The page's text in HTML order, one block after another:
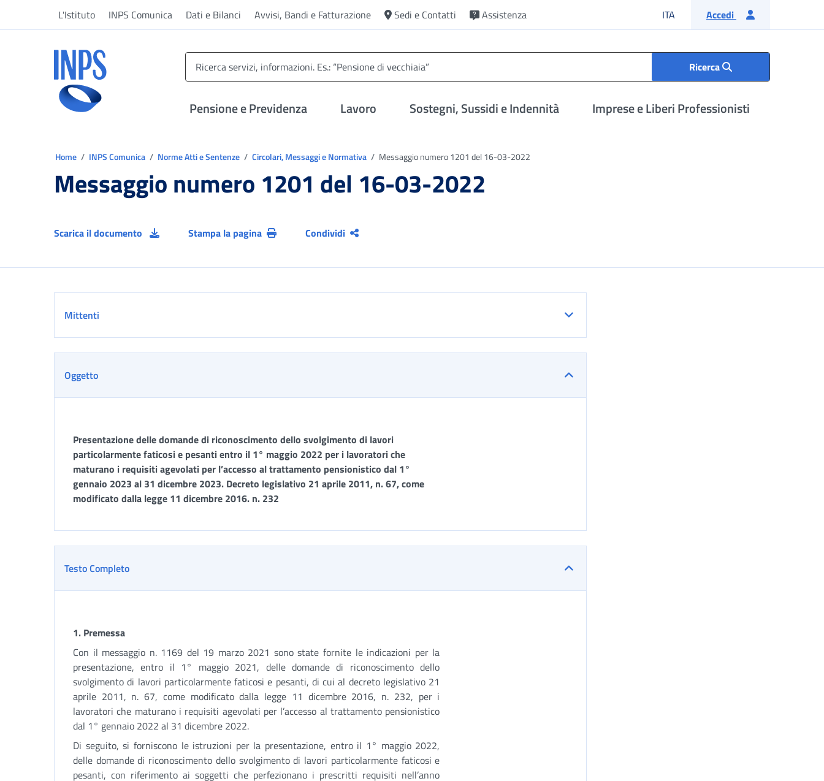
L'Istituto INPS Comunica Dati e Bilanci Avvisi, Bandi e Fatturazione Sedi e Contatti Assistenza ITA Lingua italiana
Accedi
Ricerca
Pensione e Previdenza Lavoro Sostegni, Sussidi e Indennità Imprese e Liberi Professionisti
Home INPS Comunica Norme Atti e Sentenze Circolari, Messaggi e Normativa Messaggio numero 1201 del 16-03-2022
Messaggio numero 1201 del 16-03-2022
Scarica il documento Stampa la pagina Condividi
Mittenti
Oggetto
Presentazione delle domande di riconoscimento dello svolgimento di lavori
particolarmente faticosi e pesanti entro il 1° maggio 2022 per i lavoratori che
maturano i requisiti agevolati per l’accesso al trattamento pensionistico dal 1°
gennaio 2023 al 31 dicembre 2023. Decreto legislativo 21 aprile 2011, n. 67, come
modificato dalla legge 11 dicembre 2016. n. 232
Testo Completo
1. Premessa
Con il messaggio n. 1169 del 19 marzo 2021 sono state fornite le indicazioni per la
presentazione, entro il 1° maggio 2021, delle domande di riconoscimento dello
svolgimento di lavori particolarmente faticosi e pesanti, di cui al decreto legislativo 21
aprile 2011, n. 67, come modificato dalla legge 11 dicembre 2016, n. 232, per i
lavoratori che maturano i requisiti agevolati per l’accesso al trattamento pensionistico
dal 1° gennaio 2022 al 31 dicembre 2022.
Di seguito, si forniscono le istruzioni per la presentazione, entro il 1° maggio 2022,
delle domande di riconoscimento dello svolgimento di lavori particolarmente faticosi e
pesanti, con riferimento ai soggetti che perfezionano i prescritti requisiti nell’anno